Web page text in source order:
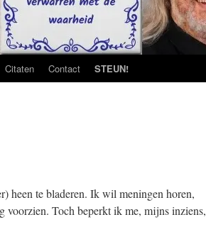
Citaten Contact STEUN!
heen te bladeren. Ik wil meningen horen,
voorzien. Toch beperkt ik me, mijns inziens,